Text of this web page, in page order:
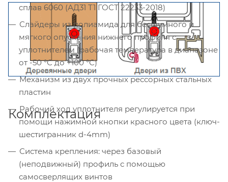
сплав 6060 (АД31 Т1 ГОСТ 22233-2018)
Слайдеры из полиамида для бесшумного и
мягкого опускания нижнего профиля с
уплотнителем (рабочая температура в диапазоне
от -50 °С до +100 °С)
Механизм из двух прочных рессорных стальных
пластин
Рабочий ход уплотнителя регулируется при
помощи нажимной кнопки красного цвета (ключ-
шестигранник d-4mm)
Система крепления: через базовый
(неподвижный) профиль с помощью
самосверлящих винтов
Комплектация